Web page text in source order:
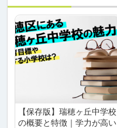
【保存版】瑞穂ヶ丘中学校
の概要と特徴｜学力が高い